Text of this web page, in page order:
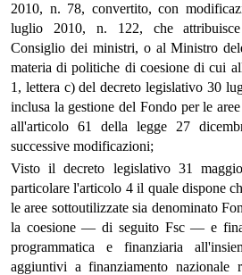
2010, n. 78, convertito, con
luglio 2010, n. 122, che
Consiglio dei ministri, o al Ministro
materia di politiche di coesione di cui
1, lettera c) del decreto legislativo 30
inclusa la gestione del Fondo per le
all'articolo 61 della legge 27
successive modificazioni;
Visto il decreto legislativo 31
particolare l'articolo 4 il quale dispone
le aree sottoutilizzate sia denominato
la coesione — di seguito Fsc — e
programmatica e finanziaria
aggiuntivi a finanziamento